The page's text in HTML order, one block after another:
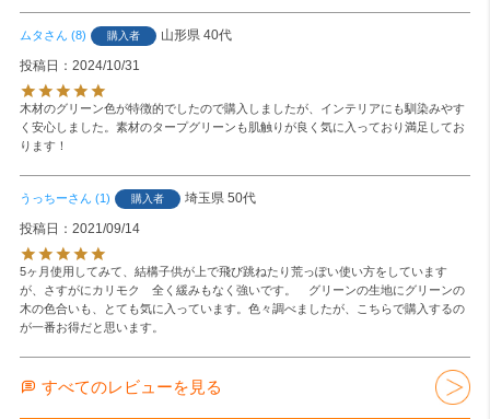
ムタ 8 購入者 山形県 40代
投稿日
2024/10/31
木材のグリーン色が特徴的でしたので購入しましたが、インテリアにも馴染みやす
く安心しました。素材のタープグリーンも肌触りが良く気に入っており満足してお
ります！
うっちー 1 購入者 埼玉県 50代
投稿日
2021/09/14
5ヶ月使用してみて、結構子供が上で飛び跳ねたり荒っぽい使い方をしています
が、さすがにカリモク　全く緩みもなく強いです。　グリーンの生地にグリーンの
木の色合いも、とても気に入っています。色々調べましたが、こちらで購入するの
が一番お得だと思います。
すべてのレビューを見る